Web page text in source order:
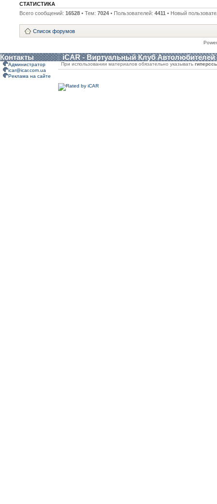
СТАТИСТИКА
Всего сообщений: 16528 • Тем: 7024 • Пользователей: 4411 • Новый
Список форумов
Контакты iCAR - Виртуальный Клуб Автолюбителей
Администратор
icar@icar.com.ua
Реклама на сайте
При использовании материалов обязательно указывать